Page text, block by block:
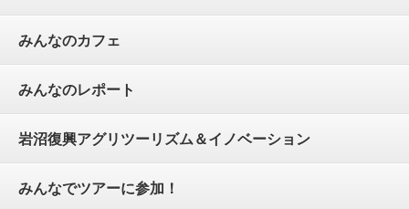
みんなのカフェ
みんなのレポート
岩沼復興アグリツーリズム＆イノベーション
みんなでツアーに参加！